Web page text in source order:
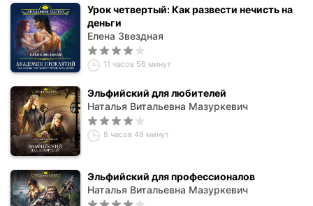
Урок четвертый: Как развести нечисть на
деньги
Елена Звездная
11 часов 56 минут
Эльфийский для любителей
Наталья Витальевна Мазуркевич
8 часов 48 минут
Эльфийский для профессионалов
Наталья Витальевна Мазуркевич